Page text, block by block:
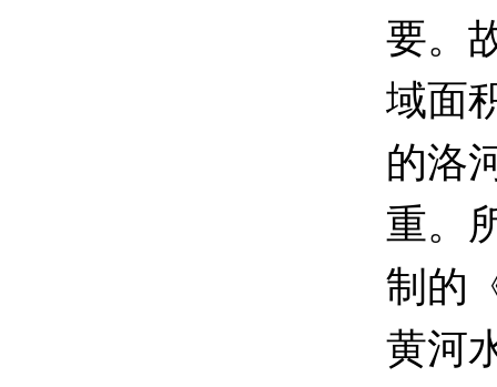
要。
域面
的洛
重。
制的
黄河